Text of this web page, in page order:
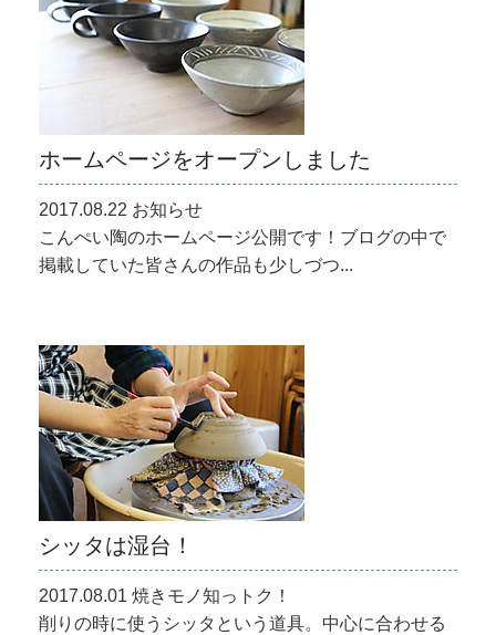
ホームページをオープンしました
2017.08.22 お知らせ
こんぺい陶のホームページ公開です！ブログの中で
掲載していた皆さんの作品も少しづつ...
シッタは湿台！
2017.08.01 焼きモノ知っトク！
削りの時に使うシッタという道具。中心に合わせる